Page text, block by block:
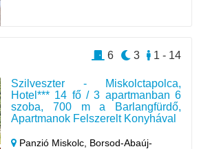
Szilveszter - Miskolctapolca,
Hotel*** 14 fő / 3 apartmanban 6
szoba, 700 m a Barlangfürdő,
Apartmanok Felszerelt Konyhával
Panzió Miskolc, Borsod-Abaúj-
1 - 14
3
6